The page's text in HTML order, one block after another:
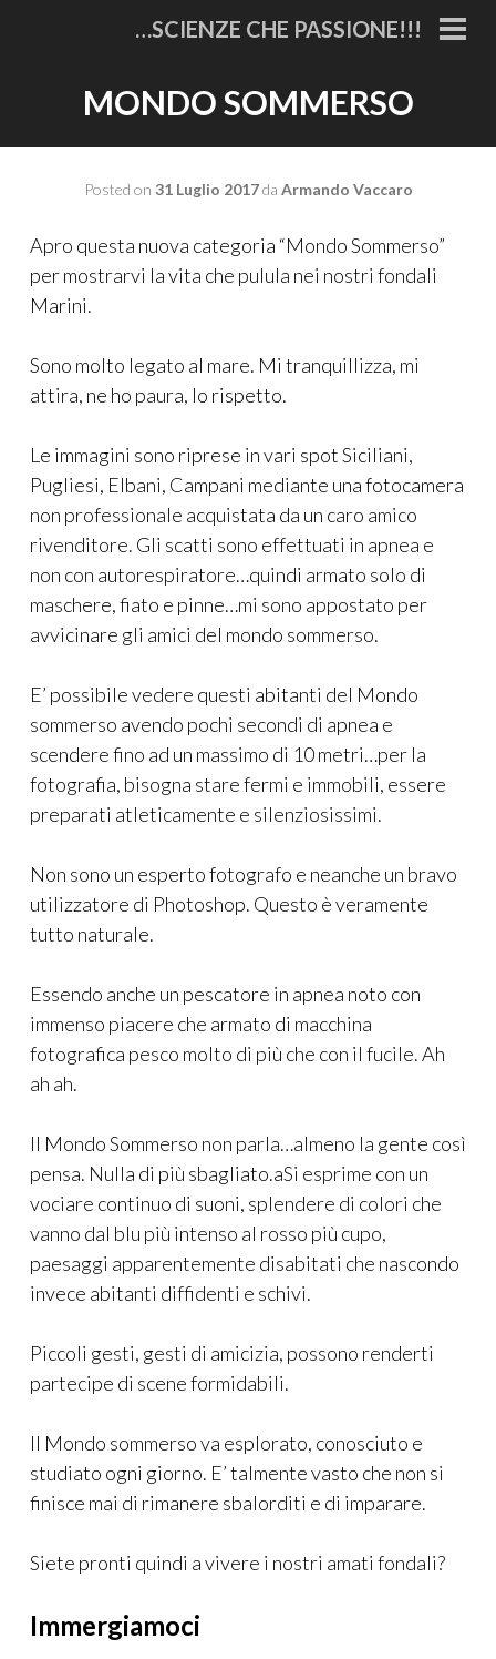
…SCIENZE CHE PASSIONE!!!
MONDO SOMMERSO
Posted on 31 Luglio 2017da Armando Vaccaro
Apro questa nuova categoria “Mondo Sommerso”
per mostrarvi la vita che pulula nei nostri fondali
Marini.
Sono molto legato al mare. Mi tranquillizza, mi
attira, ne ho paura, lo rispetto.
Le immagini sono riprese in vari spot Siciliani,
Pugliesi, Elbani, Campani mediante una fotocamera
non professionale acquistata da un caro amico
rivenditore. Gli scatti sono effettuati in apnea e
non con autorespiratore…quindi armato solo di
maschere, fiato e pinne…mi sono appostato per
avvicinare gli amici del mondo sommerso.
E’ possibile vedere questi abitanti del Mondo
sommerso avendo pochi secondi di apnea e
scendere fino ad un massimo di 10 metri…per la
fotografia, bisogna stare fermi e immobili, essere
preparati atleticamente e silenziosissimi.
Non sono un esperto fotografo e neanche un bravo
utilizzatore di Photoshop. Questo è veramente
tutto naturale.
Essendo anche un pescatore in apnea noto con
immenso piacere che armato di macchina
fotografica pesco molto di più che con il fucile. Ah
ah ah.
Il Mondo Sommerso non parla…almeno la gente così
pensa. Nulla di più sbagliato.aSi esprime con un
vociare continuo di suoni, splendere di colori che
vanno dal blu più intenso al rosso più cupo,
paesaggi apparentemente disabitati che nascondo
invece abitanti diffidenti e schivi.
Piccoli gesti, gesti di amicizia, possono renderti
partecipe di scene formidabili.
Il Mondo sommerso va esplorato, conosciuto e
studiato ogni giorno. E’ talmente vasto che non si
finisce mai di rimanere sbalorditi e di imparare.
Siete pronti quindi a vivere i nostri amati fondali?
Immergiamoci